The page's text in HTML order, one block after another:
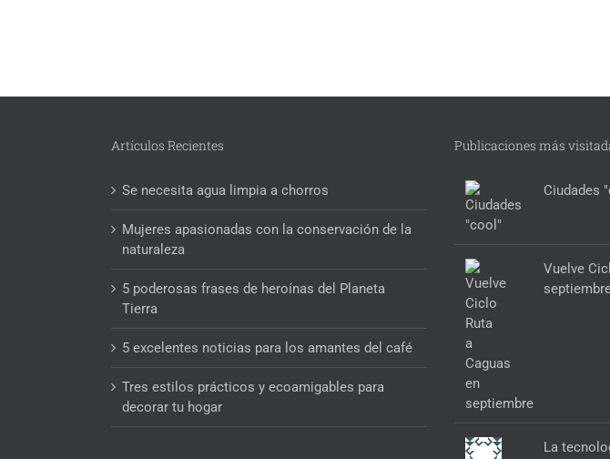
Artículos Recientes
Se necesita agua limpia a chorros
Mujeres apasionadas con la conservación de la
naturaleza
5 poderosas frases de heroínas del Planeta
Tierra
5 excelentes noticias para los amantes del café
Tres estilos prácticos y ecoamigables para
decorar tu hogar
Publicaciones más
Ciudades
Vuelve
La